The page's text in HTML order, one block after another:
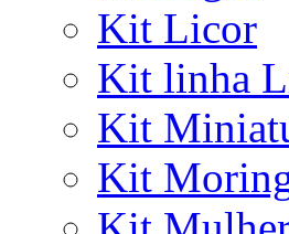
Kit Licor
Kit linha
Kit
Kit